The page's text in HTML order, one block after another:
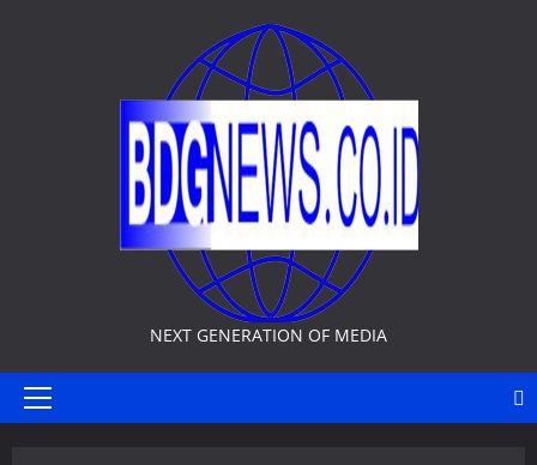
NEXT GENERATION OF MEDIA
Primary